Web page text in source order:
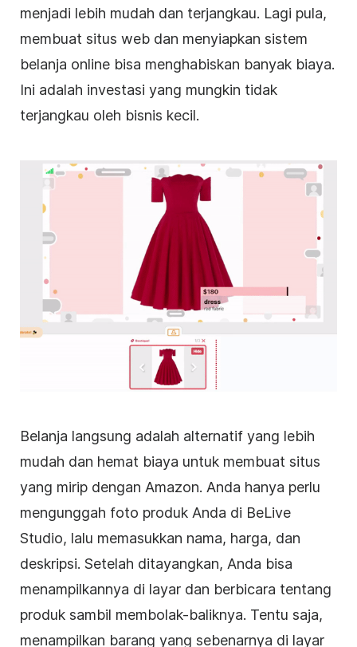
menjadi lebih mudah dan terjangkau. Lagi pula,
membuat situs web dan menyiapkan sistem
belanja online bisa menghabiskan banyak biaya.
Ini adalah investasi yang mungkin tidak
terjangkau oleh bisnis kecil.
Belanja langsung adalah alternatif yang lebih
mudah dan hemat biaya untuk membuat situs
yang mirip dengan Amazon. Anda hanya perlu
mengunggah foto produk Anda di BeLive
Studio, lalu memasukkan nama, harga, dan
deskripsi. Setelah ditayangkan, Anda bisa
menampilkannya di layar dan berbicara tentang
produk sambil membolak-baliknya. Tentu saja,
menampilkan barang yang sebenarnya di layar